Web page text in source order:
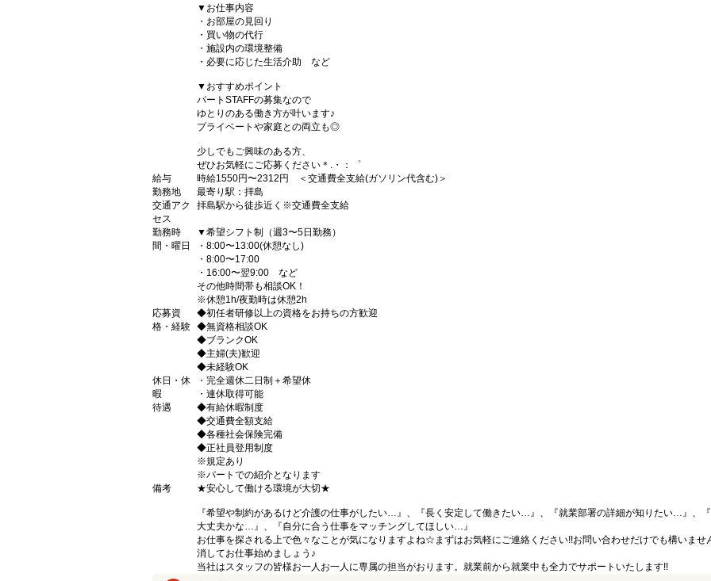
▼お仕事内容
・お部屋の見回り
・買い物の代行
・施設内の環境整備
・必要に応じた生活介助 など
▼おすすめポイント
パートSTAFFの募集なので
ゆとりのある働き方が叶います♪
プライベートや家庭との両立も◎
少しでもご興味のある方、
ぜひお気軽にご応募ください＊.・：゜
給与
時給1550円〜2312円 ＜交通費全支給(ガソリン代含む)＞
勤務地
最寄り駅：拝島
交通アク
セス
拝島駅から徒歩近く※交通費全支給
勤務時
間・曜日
▼希望シフト制（週3〜5日勤務）
・8:00〜13:00(休憩なし)
・8:00〜17:00
・16:00〜翌9:00 など
その他時間帯も相談OK！
※休憩1h/夜勤時は休憩2h
応募資
格・経験
◆初任者研修以上の資格をお持ちの方歓迎
◆無資格相談OK
◆ブランクOK
◆主婦(夫)歓迎
◆未経験OK
休日・休
暇
・完全週休二日制＋希望休
・連休取得可能
待遇
◆有給休暇制度
◆交通費全額支給
◆各種社会保険完備
◆正社員登用制度
※規定あり
※パートでの紹介となります
備考
★安心して働ける環境が大切★
『希望や制約があるけど介護の仕事がしたい…』、『長く安定して働きたい…』、『就業部署の詳細が知りたい…』、
大丈夫かな…』、『自分に合う仕事をマッチングしてほしい…』
お仕事を探される上で色々なことが気になりますよね☆まずはお気軽にご連絡ください!!お問い合わせだけでも構いませ
消してお仕事始めましょう♪
当社はスタッフの皆様お一人お一人に専属の担当がおります。就業前から就業中も全力でサポートいたします!!